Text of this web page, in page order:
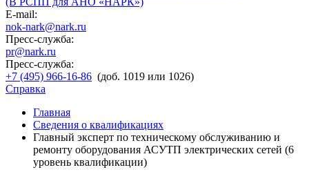
E-mail:
nok-nark@nark.ru
Пресс-служба:
pr@nark.ru
Пресс-служба:
+7 (495) 966-16-86 (доб. 1019 или 1026)
Справка
Главная
Сведения о квалификациях
Главный эксперт по техническому обслуживанию и
ремонту оборудования АСУТП электрических сетей (6
уровень квалификации)